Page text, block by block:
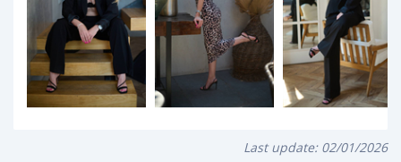
Last update: 02/01/2026